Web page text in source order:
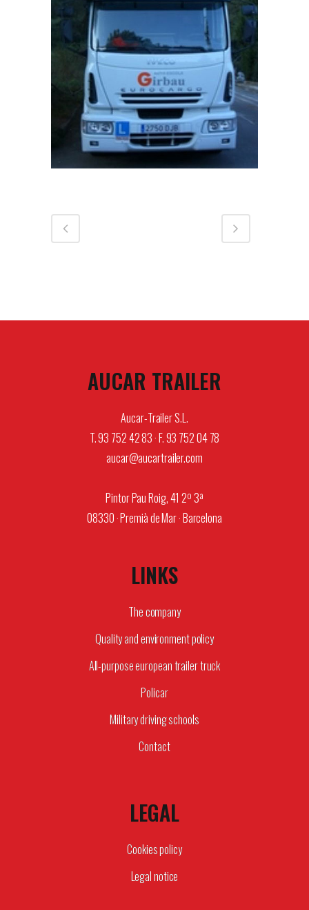
AUCAR TRAILER
Aucar-Trailer S.L.
T. 93 752 42 83 · F. 93 752 04 78
aucar@aucartrailer.com
Pintor Pau Roig, 41 2º 3ª
08330 · Premià de Mar · Barcelona
LINKS
The company
Quality and environment policy
All-purpose european trailer truck
Policar
Military driving schools
Contact
LEGAL
Cookies policy
Legal notice